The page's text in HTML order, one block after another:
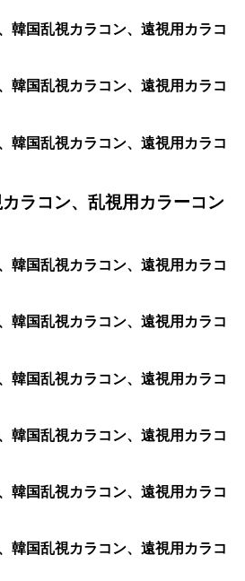
韓国乱視カラコン、遠視用カラコ
韓国乱視カラコン、遠視用カラコ
韓国乱視カラコン、遠視用カラコ
ラコン、乱視用カラーコン
韓国乱視カラコン、遠視用カラコ
韓国乱視カラコン、遠視用カラコ
韓国乱視カラコン、遠視用カラコ
韓国乱視カラコン、遠視用カラコ
韓国乱視カラコン、遠視用カラコ
韓国乱視カラコン、遠視用カラコ